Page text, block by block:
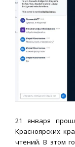
21 января
Красноярских
чтений. В этом